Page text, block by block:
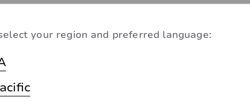
your region and preferred language: